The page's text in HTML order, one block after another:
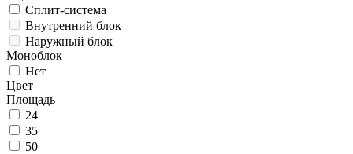
Сплит-система
Внутренний блок
Наружный блок
Моноблок
Нет
Цвет
Площадь
24
35
50